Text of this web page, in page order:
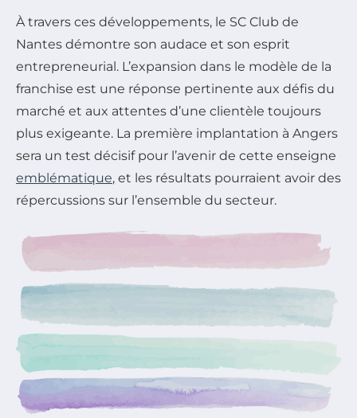
À travers ces développements, le SC Club de
Nantes démontre son audace et son esprit
entrepreneurial. L’expansion dans le modèle de la
franchise est une réponse pertinente aux défis du
marché et aux attentes d’une clientèle toujours
plus exigeante. La première implantation à Angers
sera un test décisif pour l’avenir de cette enseigne
emblématique, et les résultats pourraient avoir des
répercussions sur l’ensemble du secteur.